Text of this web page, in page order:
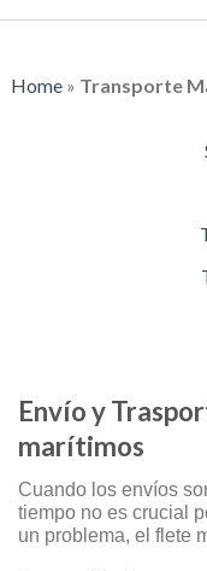
Home» Transporte
Envío y
marítimos
Cuando los envíos
tiempo no es crucial
un problema, el flete